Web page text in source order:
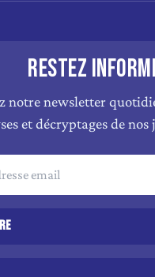
RESTEZ
notre newsletter
et décryptages de